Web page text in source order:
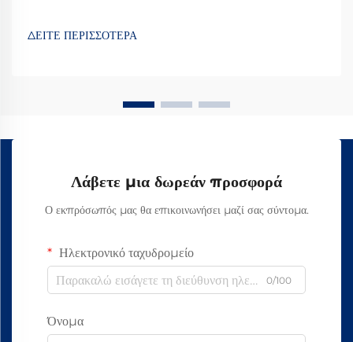
ΔΕΙΤΕ ΠΕΡΙΣΣΟΤΕΡΑ
Λάβετε μια δωρεάν προσφορά
Ο εκπρόσωπός μας θα επικοινωνήσει μαζί σας σύντομα.
Ηλεκτρονικό ταχυδρομείο
0/100
Όνομα